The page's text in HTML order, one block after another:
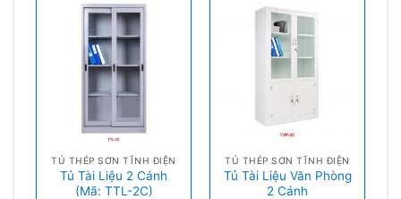
TỦ THÉP SƠN TĨNH ĐIỆN
Tủ Tài Liệu 2 Cánh
(Mã: TTL-2C)
TỦ THÉP SƠN TĨNH ĐIỆN
Tủ Tài Liệu Văn Phòng
2 Cánh